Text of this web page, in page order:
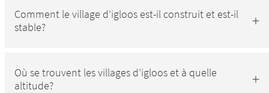
Comment le village d’igloos est-il construit et est-il
stable?
Où se trouvent les villages d’igloos et à quelle
altitude?